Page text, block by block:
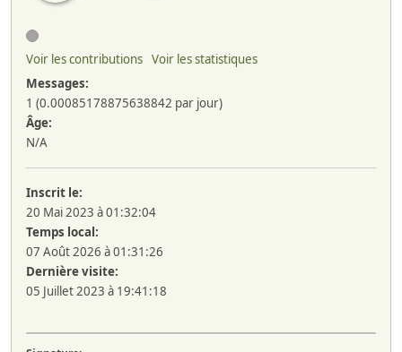
Voir les contributions Voir les statistiques
Messages:
1 (0.00085178875638842 par jour)
Âge:
N/A
Inscrit le:
20 Mai 2023 à 01:32:04
Temps local:
07 Août 2026 à 01:31:26
Dernière visite:
05 Juillet 2023 à 19:41:18